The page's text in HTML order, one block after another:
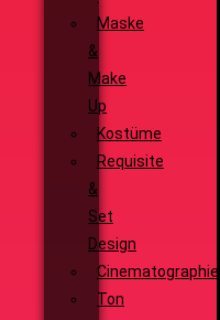
Maske
&
Make
Up
Kostüme
Requisite
&
Set
Design
Cinematographie
Ton